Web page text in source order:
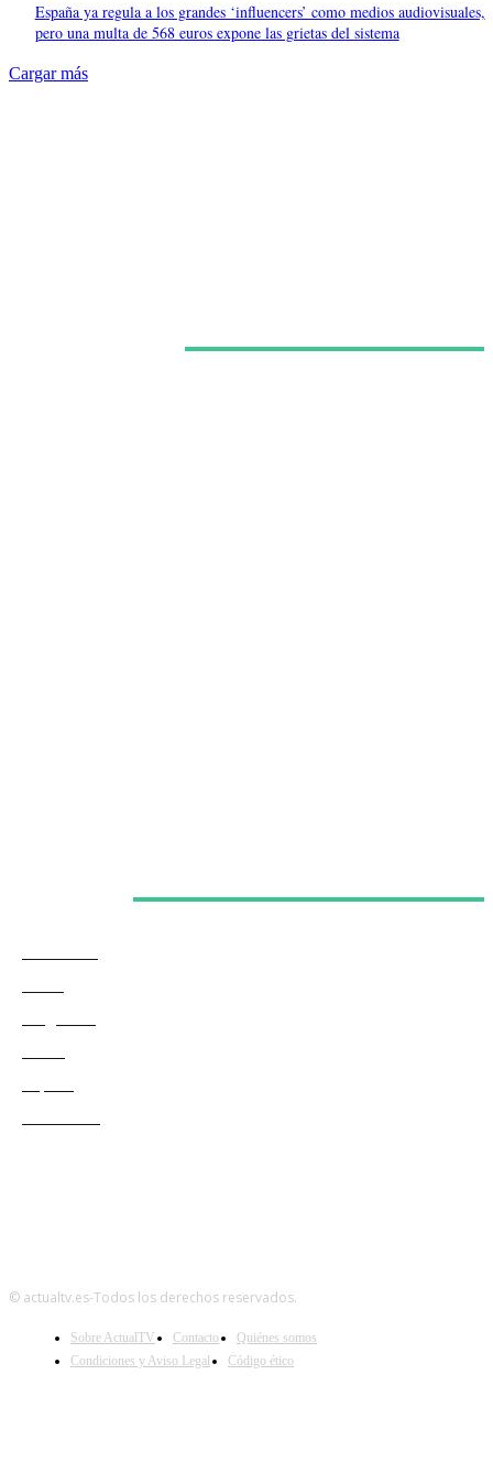
España ya regula a los grandes ‘influencers’ como medios audiovisuales,
pero una multa de 568 euros expone las grietas del sistema
Cargar más
© actualtv.es-Todos los derechos reservados.
Sobre ActualTV Contacto
Quiénes somos
Condiciones y Aviso Legal
Código ético